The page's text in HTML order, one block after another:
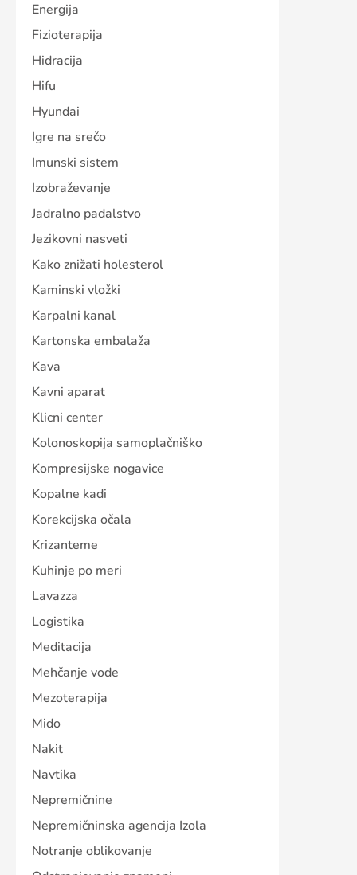
Energija
Fizioterapija
Hidracija
Hifu
Hyundai
Igre na srečo
Imunski sistem
Izobraževanje
Jadralno padalstvo
Jezikovni nasveti
Kako znižati holesterol
Kaminski vložki
Karpalni kanal
Kartonska embalaža
Kava
Kavni aparat
Klicni center
Kolonoskopija samoplačniško
Kompresijske nogavice
Kopalne kadi
Korekcijska očala
Krizanteme
Kuhinje po meri
Lavazza
Logistika
Meditacija
Mehčanje vode
Mezoterapija
Mido
Nakit
Navtika
Nepremičnine
Nepremičninska agencija Izola
Notranje oblikovanje